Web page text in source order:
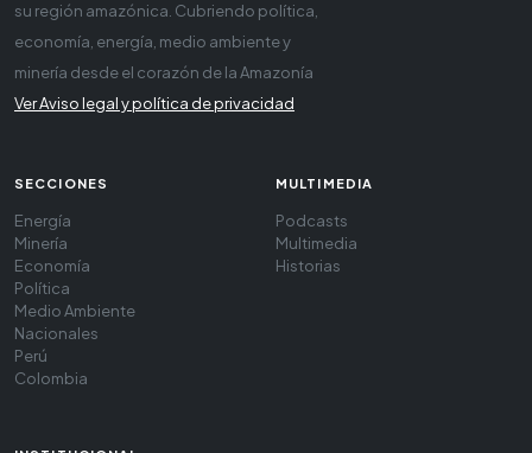
su región amazónica. Cubriendo política,
economía, energía, medio ambiente y
minería desde el corazón de la Amazonía
Ver Aviso legal y política de privacidad
SECCIONES
Energía
Minería
Economía
Política
Medio Ambiente
Nacionales
Perú
Colombia
MULTIMEDIA
Podcasts
Multimedia
Historias